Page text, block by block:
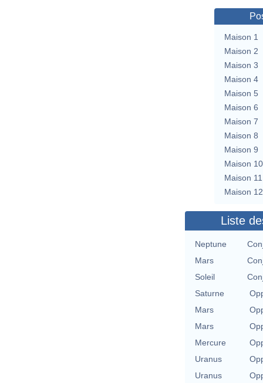
Maison 1
Maison 2
Maison 3
Maison 4
Maison 5
Maison 6
Maison 7
Maison 8
Maison 9
Maison 10
Maison 11
Maison 12
Liste
Neptune
Mars
Soleil
Saturne
Mars
Mars
Mercure
Uranus
Uranus